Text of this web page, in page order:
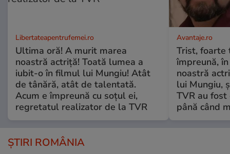
Libertateapentrufemei.ro
Ultima oră! A murit marea
noastră actriță! Toată lumea a
iubit-o în filmul lui Mungiu! Atât
de tânără, atât de talentată.
Acum e împreună cu soțul ei,
regretatul realizator de la TVR
Avantaje.ro
Trist, foarte
împreună,
noastră
lui Mungiu,
TVR au
până când
ȘTIRI ROMÂNIA